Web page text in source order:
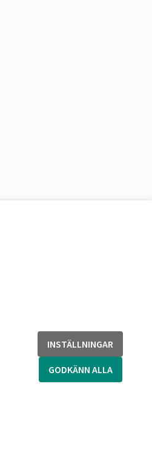
INSTÄLLNINGAR
GODKÄNN ALLA